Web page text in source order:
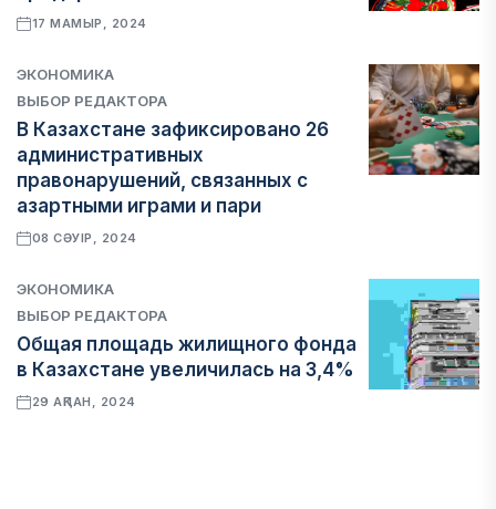
17 МАМЫР, 2024
ЭКОНОМИКА
ВЫБОР РЕДАКТОРА
В Казахстане зафиксировано 26
административных
правонарушений, связанных с
азартными играми и пари
08 СӘУІР, 2024
ЭКОНОМИКА
ВЫБОР РЕДАКТОРА
Общая площадь жилищного фонда
в Казахстане увеличилась на 3,4%
29 АҚПАН, 2024